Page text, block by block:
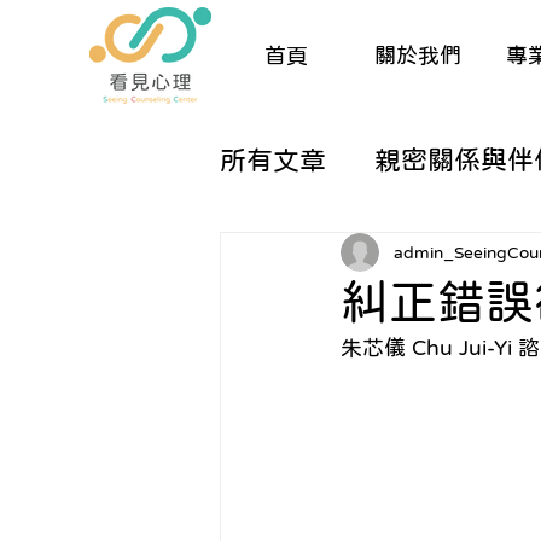
首頁 關於我們 專
所有文章 親密關係與伴
兒童與親職諮商 生
催眠與夢工作 人際
糾正錯
朱芯儀 Chu Jui-Yi